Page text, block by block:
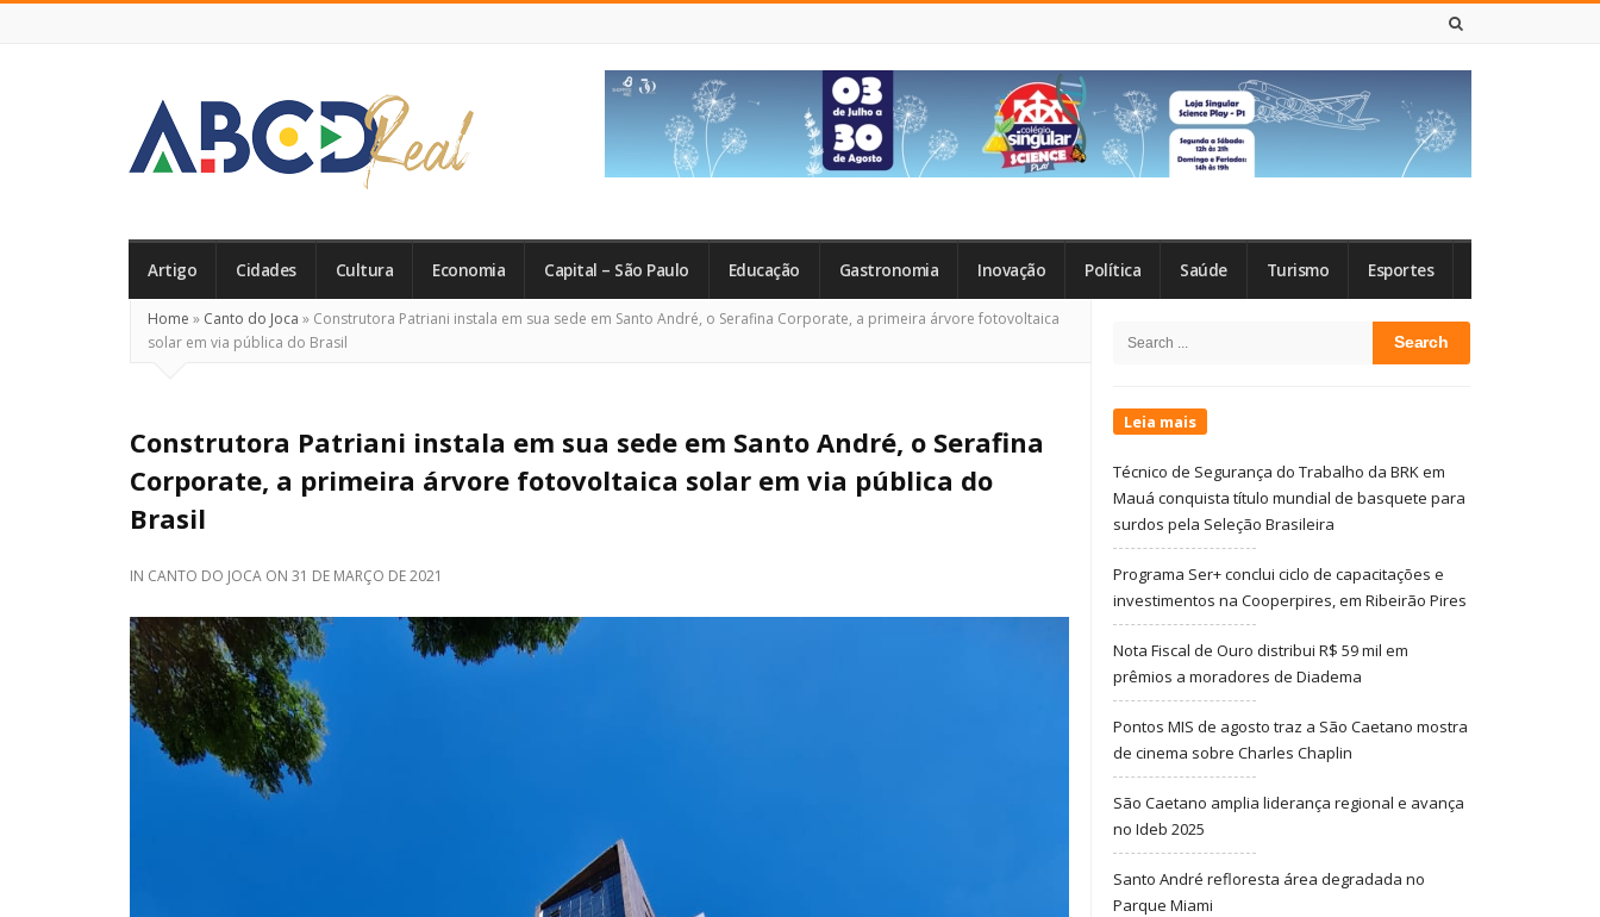
Real
Artigo Cidades Cultura Economia Capital – São Paulo Educação Gastronomia Inovação Política Saúde Turismo Esportes
Home » Canto do Joca » Construtora Patriani instala em sua sede em Santo André, o Serafina Corporate, a primeira árvore fotovoltaica
solar em via pública do Brasil
Construtora Patriani instala em sua sede em Santo André, o Serafina
Corporate, a primeira árvore fotovoltaica solar em via pública do
Brasil
IN CANTO DO JOCA ON 31 DE MARÇO DE 2021
Sidebar
Search
Leia mais
Técnico de Segurança do Trabalho da BRK em
Mauá conquista título mundial de basquete para
surdos pela Seleção Brasileira
Programa Ser+ conclui ciclo de capacitações e
investimentos na Cooperpires, em Ribeirão Pires
Nota Fiscal de Ouro distribui R$ 59 mil em
prêmios a moradores de Diadema
Pontos MIS de agosto traz a São Caetano mostra
de cinema sobre Charles Chaplin
São Caetano amplia liderança regional e avança
no Ideb 2025
Santo André refloresta área degradada no
Parque Miami